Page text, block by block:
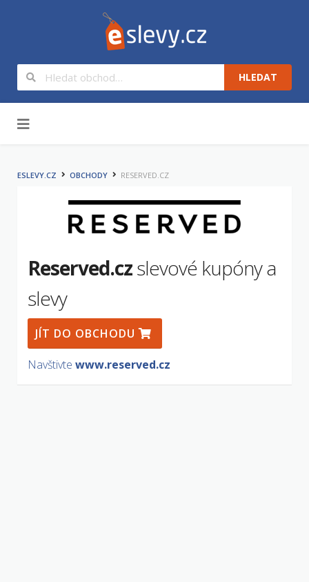
HLEDAT
ESLEVY.CZ OBCHODY RESERVED.CZ
Reserved.czslevové kupóny a
slevy
JÍT DO OBCHODU
Navštivte www.reserved.cz